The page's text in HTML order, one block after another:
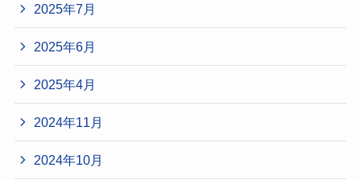
2025年7月
2025年6月
2025年4月
2024年11月
2024年10月